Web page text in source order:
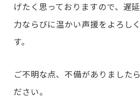
げたく思っておりますので、遅
力ならびに温かい声援をよろし
す。
ご不明な点、不備がありました
ださい。